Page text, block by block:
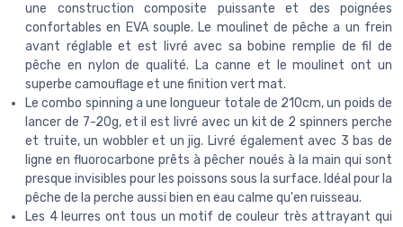
une construction composite puissante et des poignées
confortables en EVA souple. Le moulinet de pêche a un frein
avant réglable et est livré avec sa bobine remplie de fil de
pêche en nylon de qualité. La canne et le moulinet ont un
superbe camouflage et une finition vert mat.
Le combo spinning a une longueur totale de 210cm, un poids de
lancer de 7-20g, et il est livré avec un kit de 2 spinners perche
et truite, un wobbler et un jig. Livré également avec 3 bas de
ligne en fluorocarbone prêts à pêcher noués à la main qui sont
presque invisibles pour les poissons sous la surface. Idéal pour la
pêche de la perche aussi bien en eau calme qu'en ruisseau.
Les 4 leurres ont tous un motif de couleur très attrayant qui